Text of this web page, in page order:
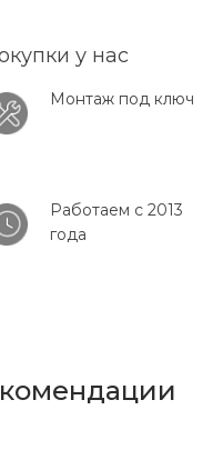
у нас
Монтаж под ключ
Работаем с 2013
года